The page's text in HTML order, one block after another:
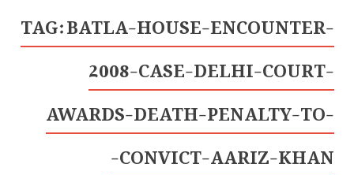
TAG:BATLA-HOUSE-ENCOUNTER-
2008-CASE-DELHI-COURT-
AWARDS-DEATH-PENALTY-TO-
CONVICT-AARIZ-KHAN-